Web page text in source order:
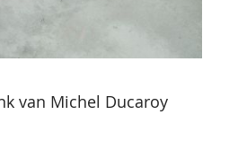
van Michel Ducaroy